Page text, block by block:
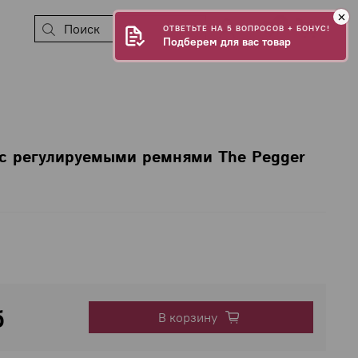
регулируемыми ремнями The Pegger
В корзину
ОТВЕТЬТЕ НА 5 ВОПРОСОВ + БОНУС!
Подберем для вас товар